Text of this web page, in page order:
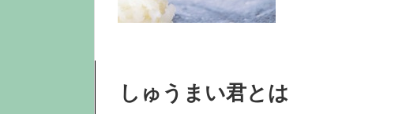
しゅうまい君とは